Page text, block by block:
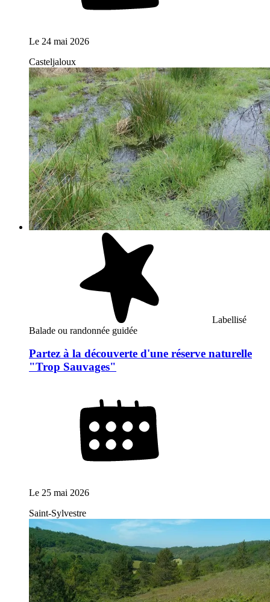
Le 24 mai 2026
Casteljaloux
Labellisé
Balade ou randonnée guidée
Partez à la découverte d'une réserve naturelle
"Trop Sauvages"
Le 25 mai 2026
Saint-Sylvestre